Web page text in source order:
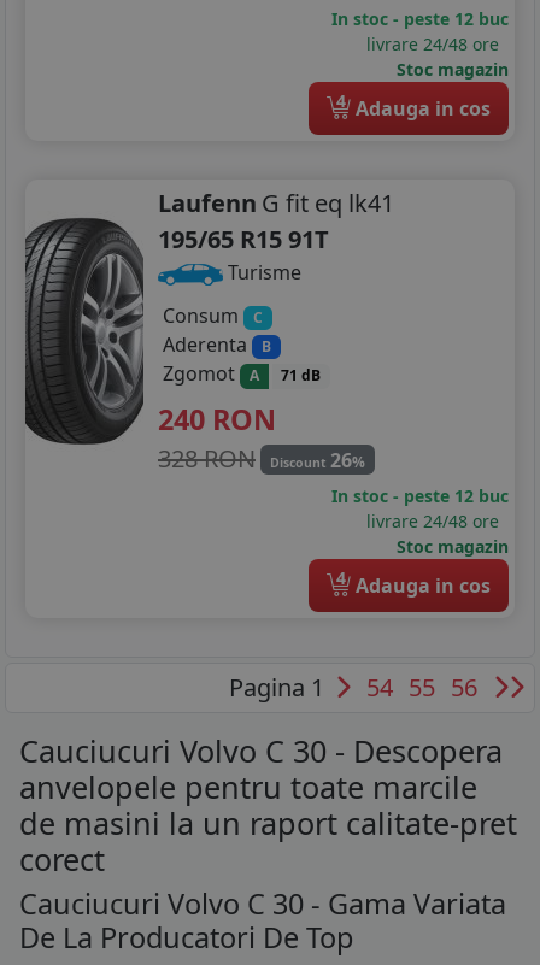
In stoc - peste 12 buc
livrare 24/48 ore
Stoc magazin
4 Adauga in cos
Laufenn G fit eq lk41
195/65 R15 91T
Turisme
Consum
C
Aderenta B
Zgomot A 71 dB
240 RON
328 RON Discount 26%
In stoc - peste 12 buc
livrare 24/48 ore
Stoc magazin
4 Adauga in cos
Pagina 1 54 55 56
Cauciucuri Volvo C 30 - Descopera
anvelopele pentru toate marcile
de masini la un raport calitate-pret
corect
Cauciucuri Volvo C 30 - Gama Variata
De La Producatori De Top